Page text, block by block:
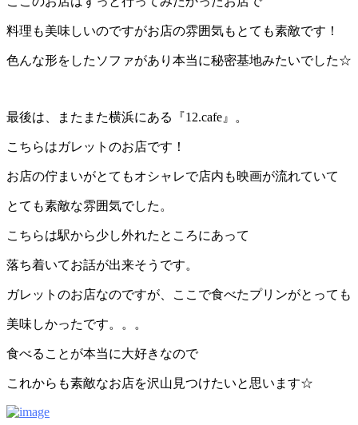
料理も美味しいのですがお店の雰囲気もとても素敵です！
色んな形をしたソファがあり本当に秘密基地みたいでした☆
最後は、またまた横浜にある『12.cafe』。
こちらはガレットのお店です！
お店の佇まいがとてもオシャレで店内も映画が流れていて
とても素敵な雰囲気でした。
こちらは駅から少し外れたところにあって
落ち着いてお話が出来そうです。
ガレットのお店なのですが、ここで食べたプリンがとっても
美味しかったです。。。
食べることが本当に大好きなので
これからも素敵なお店を沢山見つけたいと思います☆